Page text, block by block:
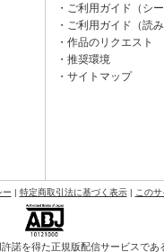
ご利用ガイド（シー
ご利用ガイド（読み
作品のリクエスト
推奨環境
サイトマップ
ー | 特定商取引法に基づく表示| この
を得た正規版配信サービスで